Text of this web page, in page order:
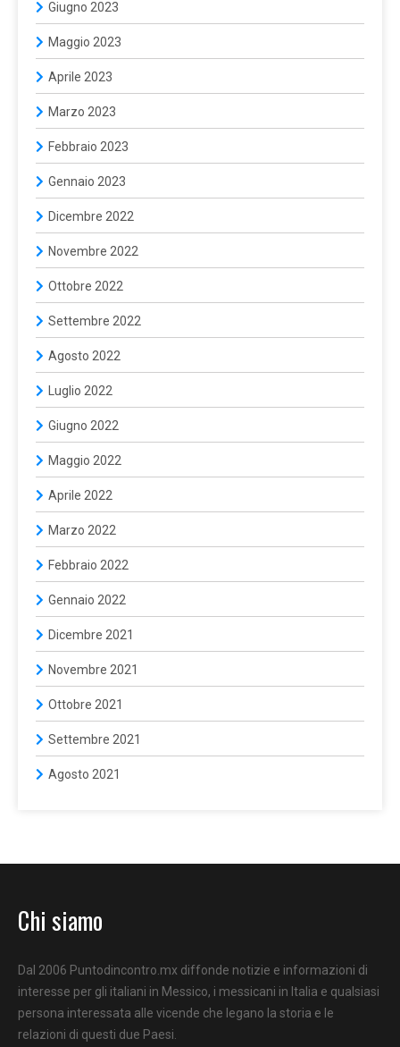
Giugno 2023
Maggio 2023
Aprile 2023
Marzo 2023
Febbraio 2023
Gennaio 2023
Dicembre 2022
Novembre 2022
Ottobre 2022
Settembre 2022
Agosto 2022
Luglio 2022
Giugno 2022
Maggio 2022
Aprile 2022
Marzo 2022
Febbraio 2022
Gennaio 2022
Dicembre 2021
Novembre 2021
Ottobre 2021
Settembre 2021
Agosto 2021
Chi siamo
Dal 2006 Puntodincontro.mx diffonde notizie e informazioni di
interesse per gli italiani in Messico, i messicani in Italia e qualsiasi
persona interessata alle vicende che legano la storia e le
relazioni di questi due Paesi.